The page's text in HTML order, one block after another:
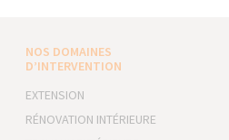
NOS DOMAINES
D’INTERVENTION
EXTENSION
RÉNOVATION INTÉRIEURE